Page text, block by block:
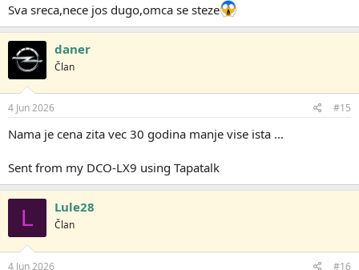
Sva sreca,nece jos dugo,omca se steze
daner
Član
4 Jun 2026 #15
Nama je cena zita vec 30 godina manje vise ista ...
Sent from my DCO-LX9 using Tapatalk
L Lule28
Član
4 Jun 2026 #16